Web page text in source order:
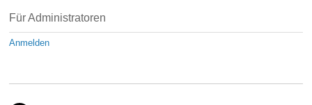
Für Administratoren
Anmelden